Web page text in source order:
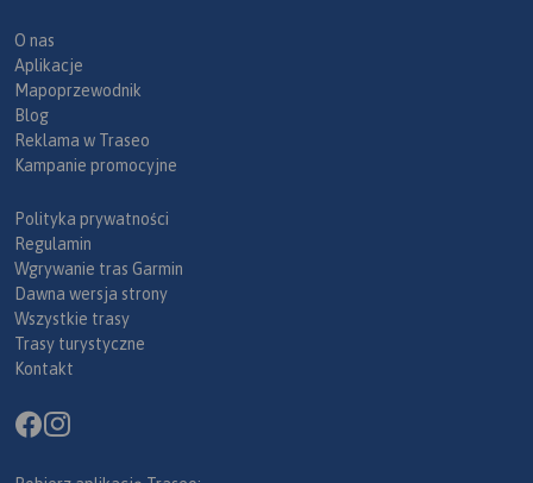
O nas
Aplikacje
Mapoprzewodnik
Blog
Reklama w Traseo
Kampanie promocyjne
Polityka prywatności
Regulamin
Wgrywanie tras Garmin
Dawna wersja strony
Wszystkie trasy
Trasy turystyczne
Kontakt